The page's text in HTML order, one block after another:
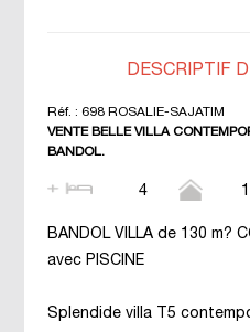
DESCRIPTIF
Réf. : 698 ROSALIE-SAJATIM
VENTE BELLE VILLA
BANDOL.
4
BANDOL VILLA de 130 m?
avec PISCINE
Splendide villa T5